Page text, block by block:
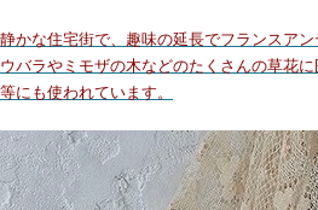
かな住宅街で、趣味の延長でフランスア
バラやミモザの木などのたくさんの草花
にも使われています。